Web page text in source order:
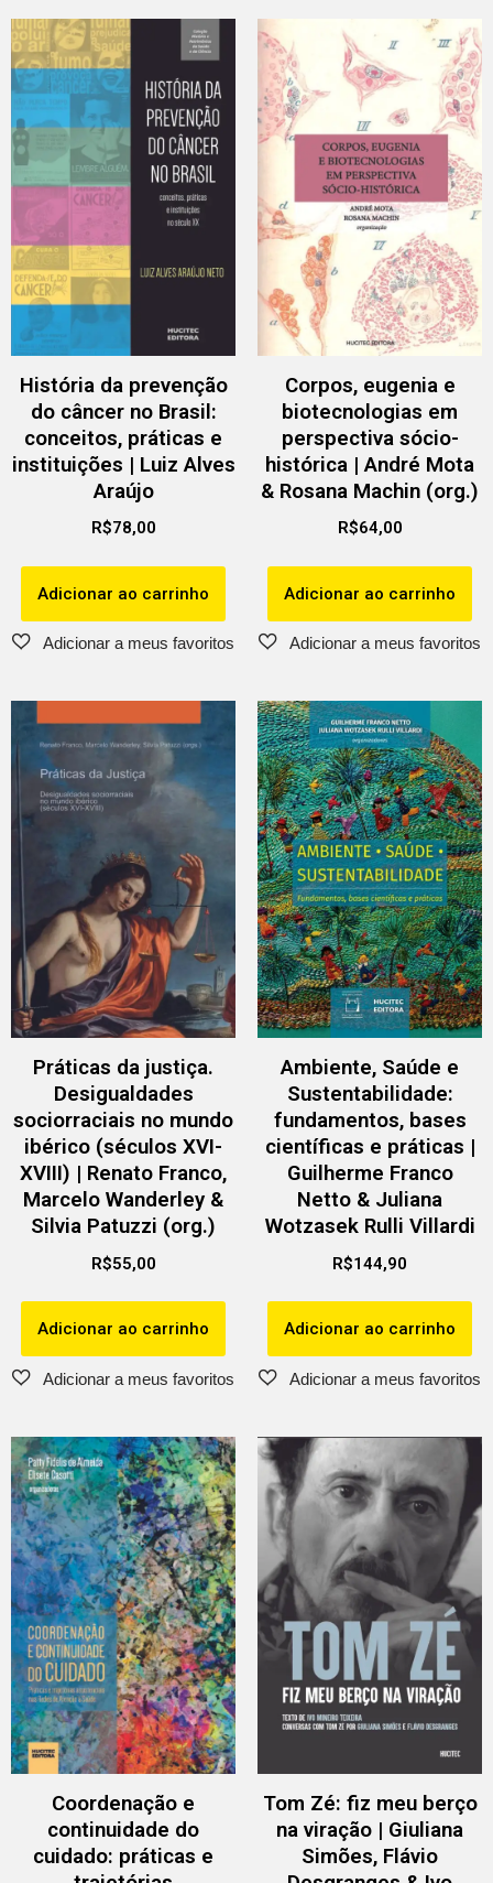
História da prevenção
do câncer no Brasil:
conceitos, práticas e
instituições | Luiz Alves
Araújo
R$78,00
Adicionar ao carrinho
Corpos, eugenia e
biotecnologias em
perspectiva sócio-
histórica | André Mota
& Rosana Machin (org.)
R$64,00
Adicionar ao carrinho
Práticas da justiça.
Desigualdades
sociorraciais no mundo
ibérico (séculos XVI-
XVIII) | Renato Franco,
Marcelo Wanderley &
Silvia Patuzzi (org.)
R$55,00
Adicionar ao carrinho
Ambiente, Saúde e
Sustentabilidade:
fundamentos, bases
científicas e práticas |
Guilherme Franco
Netto & Juliana
Wotzasek Rulli Villardi
R$144,90
Adicionar ao carrinho
Coordenação e
continuidade do
cuidado: práticas e
Tom Zé: fiz meu berço
na viração | Giuliana
Simões, Flávio